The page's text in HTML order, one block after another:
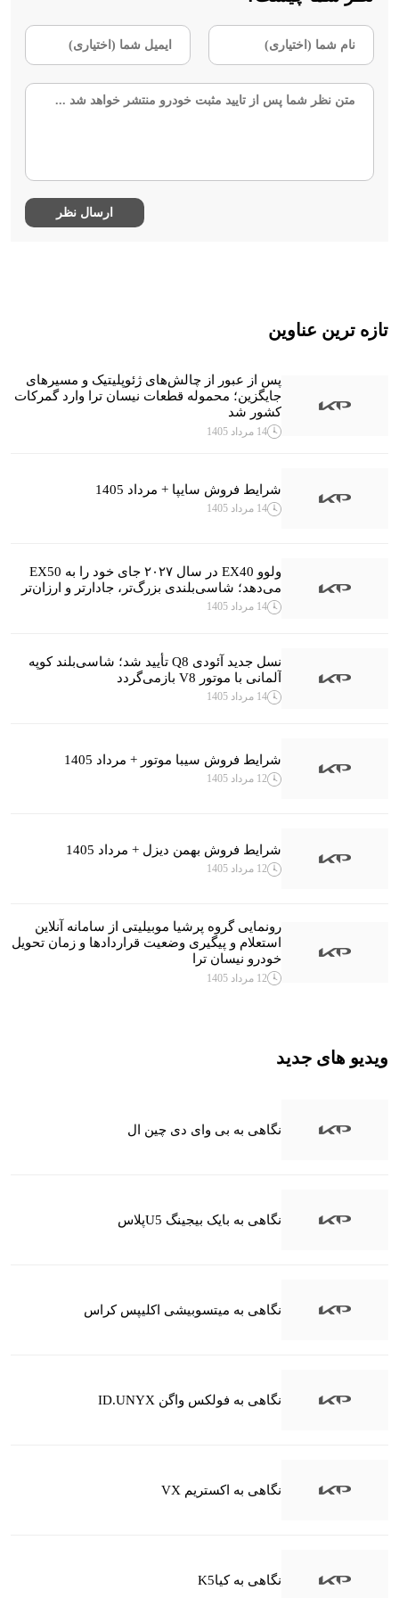
تازه ترین عناوین
پس از عبور از چالش‌های ژئوپلیتیک و مسیرهای
جایگزین؛ محموله قطعات نیسان ترا وارد گمرکات
کشور شد
14 مرداد 1405
شرایط فروش سایپا + مرداد 1405
14 مرداد 1405
ولوو EX40 در سال ۲۰۲۷ جای خود را به EX50
می‌دهد؛ شاسی‌بلندی بزرگ‌تر، جادارتر و ارزان‌تر
14 مرداد 1405
نسل جدید آئودی Q8 تأیید شد؛ شاسی‌بلند کوپه
آلمانی با موتور V8 بازمی‌گردد
14 مرداد 1405
شرایط فروش سیبا موتور + مرداد 1405
12 مرداد 1405
شرایط فروش بهمن دیزل + مرداد 1405
12 مرداد 1405
رونمایی گروه پرشیا موبیلیتی از سامانه آنلاین
استعلام و پیگیری وضعیت قراردادها و زمان تحویل
خودرو نیسان ترا
12 مرداد 1405
ویدیو های جدید
نگاهی به بی وای دی چین ال
نگاهی به بایک بیجینگ U5پلاس
نگاهی به میتسوبیشی اکلیپس کراس
نگاهی به فولکس واگن ID.UNYX
نگاهی به اکستریم VX
نگاهی به کیاK5